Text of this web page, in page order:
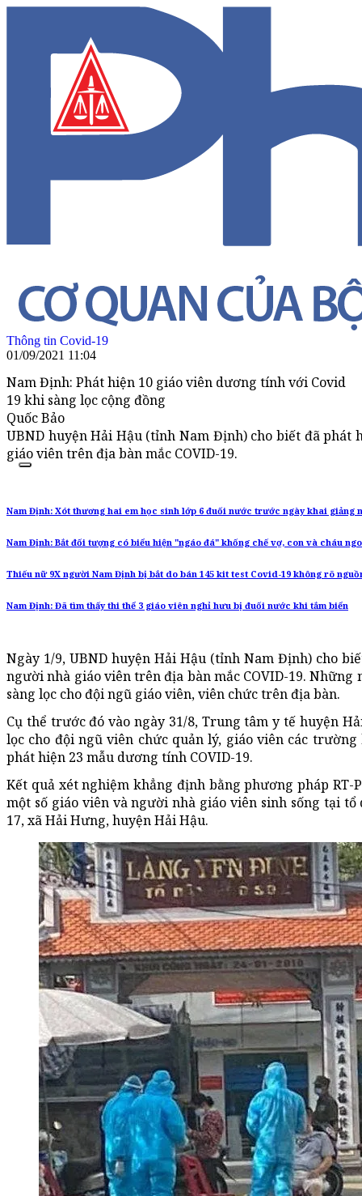
Thông tin Covid-19
01/09/2021 11:04
Nam Định: Phát hiện 10 giáo viên dương tính với Covid
19 khi sàng lọc cộng đồng
Quốc Bảo
UBND huyện Hải Hậu (tỉnh Nam Định) cho biết đã
giáo viên trên địa bàn mắc COVID-19.
Nam Định: Xót thương hai em học sinh lớp 6 đuối nước trước ngày khai giảng
Nam Định: Bắt đối tượng có biểu hiện "ngáo đá" khống chế vợ, con và cháu
Thiếu nữ 9X người Nam Định bị bắt do bán 145 kit test Covid-19 không rõ
Nam Định: Đã tìm thấy thi thể 3 giáo viên nghỉ hưu bị đuối nước khi tắm biển
Ngày 1/9, UBND huyện Hải Hậu (tỉnh Nam Định) cho
người nhà giáo viên trên địa bàn mắc COVID-19.
sàng lọc cho đội ngũ giáo viên, viên chức trên địa bàn.
Cụ thể trước đó vào ngày 31/8, Trung tâm y tế huyện
lọc cho đội ngũ viên chức quản lý, giáo viên các
phát hiện 23 mẫu dương tính COVID-19.
Kết quả xét nghiệm khẳng định bằng phương pháp
một số giáo viên và người nhà giáo viên sinh sống tại
17, xã Hải Hưng, huyện Hải Hậu.